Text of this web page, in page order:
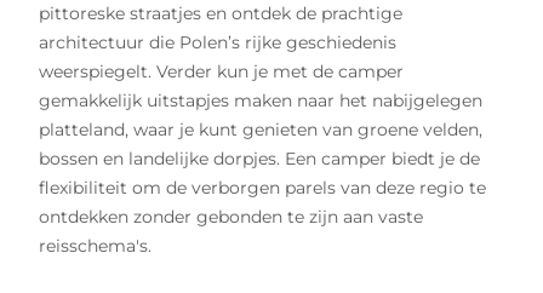
pittoreske straatjes en ontdek de prachtige
architectuur die Polen’s rijke geschiedenis
weerspiegelt. Verder kun je met de camper
gemakkelijk uitstapjes maken naar het nabijgelegen
platteland, waar je kunt genieten van groene velden,
bossen en landelijke dorpjes. Een camper biedt je de
flexibiliteit om de verborgen parels van deze regio te
ontdekken zonder gebonden te zijn aan vaste
reisschema's.